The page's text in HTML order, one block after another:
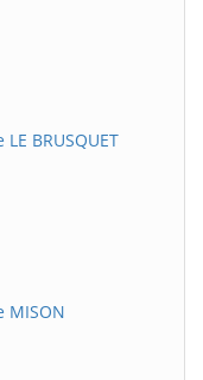
BRUSQUET
MISON